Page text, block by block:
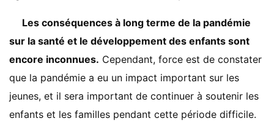
Les conséquences à long terme de la pandémie
sur la santé et le développement des enfants sont
encore inconnues. Cependant, force est de constater
que la pandémie a eu un impact important sur les
jeunes, et il sera important de continuer à soutenir les
enfants et les familles pendant cette période difficile.